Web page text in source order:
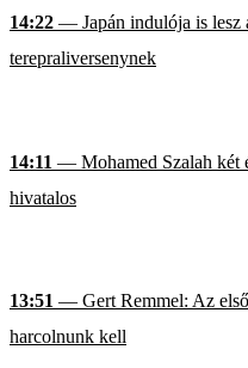
14:22 — Japán indulója is lesz
terepraliversenynek
14:11 — Mohamed Szalah két
hivatalos
13:51 — Gert Remmel: Az
harcolnunk kell